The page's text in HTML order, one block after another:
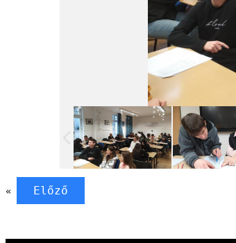
« Előző